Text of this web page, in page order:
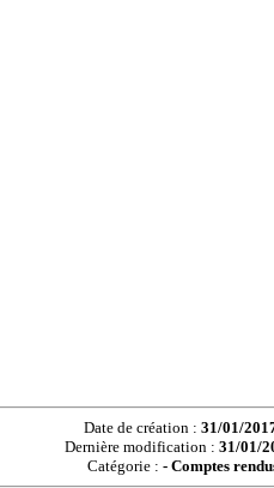
Date de création : 31/01/
Dernière modification :31/01/
Catégorie : - Comptes